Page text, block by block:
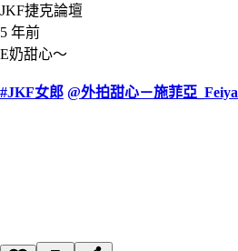
JKF捷克論壇
5 年前
E奶甜心～
#JKF女郎 @外拍甜心－施菲亞_Feiya